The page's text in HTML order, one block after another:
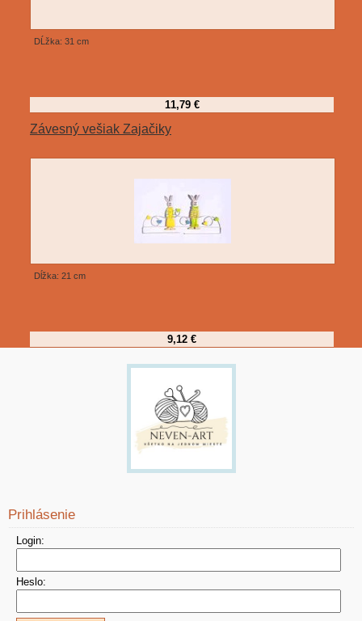
DĹžka: 31 cm
11,79 €
Závesný vešiak Zajačiky
Dĺžka: 21 cm
9,12 €
Prihlásenie
Login:
Heslo: